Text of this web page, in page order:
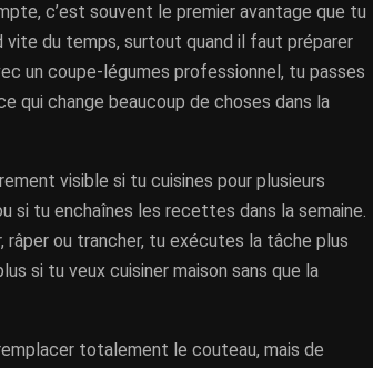
c’est souvent le premier avantage que tu
vite du temps, surtout quand il faut préparer
un coupe-légumes professionnel, tu passes
qui change beaucoup de choses dans la
visible si tu cuisines pour plusieurs
si tu enchaînes les recettes dans la semaine.
râper ou trancher, tu exécutes la tâche plus
si tu veux cuisiner maison sans que la
totalement le couteau, mais de